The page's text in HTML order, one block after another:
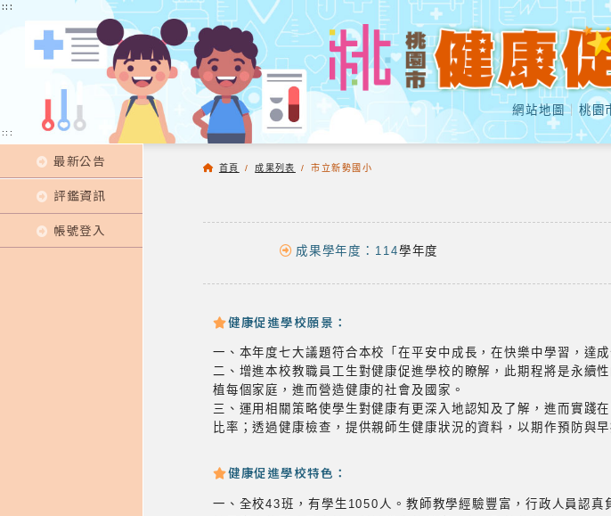
:::
網站地圖｜ 桃園
:::
最新公告
評鑑資訊
帳號登入
首頁 /成果列表 / 市立新勢國小
成果學年度：114學年度
健康促進學校願景：
一、本年度七大議題符合本校「在平安中成長，在快樂中學習，達
二、增進本校教職員工生對健康促進學校的瞭解，此期程將是永續
植每個家庭，進而營造健康的社會及國家。
三、運用相關策略使學生對健康有更深入地認知及了解，進而實踐
比率；透過健康檢查，提供親師生健康狀況的資料，以期作預防與早
健康促進學校特色：
一、全校43班，有學生1050人。教師教學經驗豐富，行政人員認
:::